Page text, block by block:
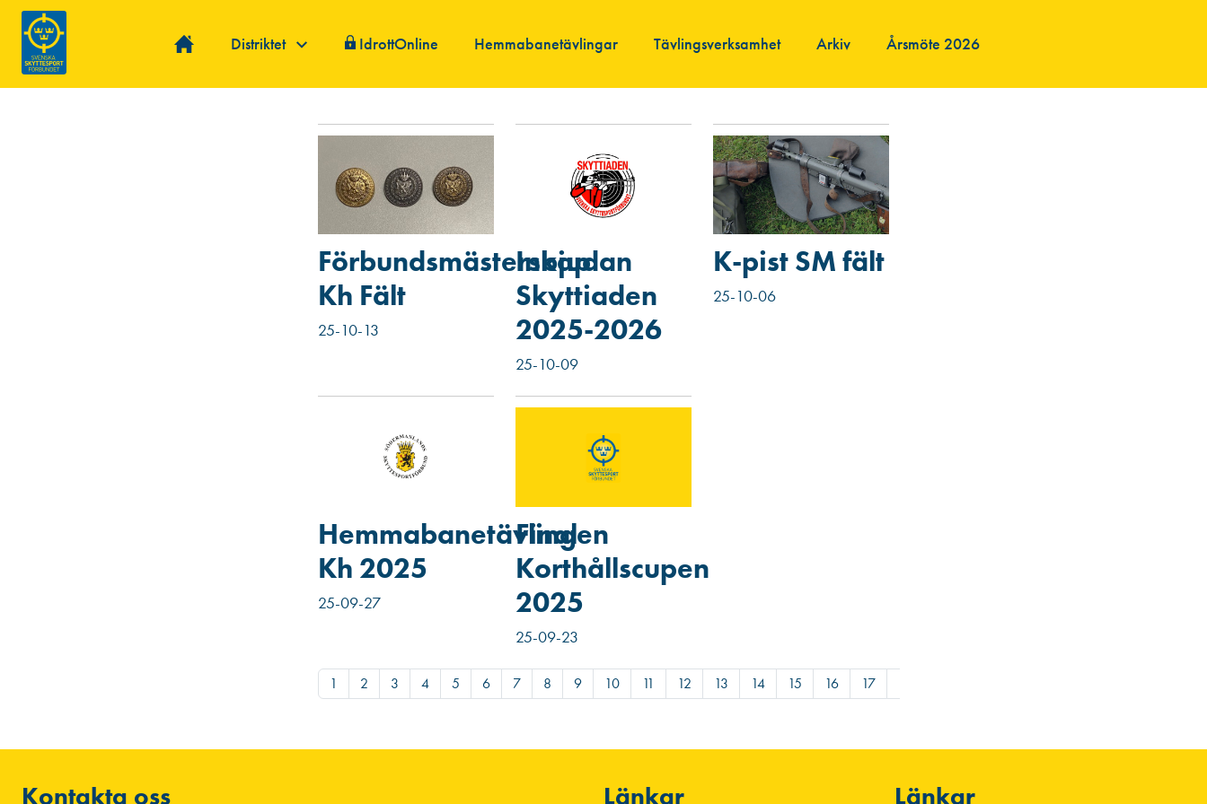
Distriktet IdrottOnline Hemmabanetävlingar Tävlingsverksamhet Arkiv Årsmöte 2026
Förbundsmästerskap
Kh Fält
25-10-13
Inbjudan
Skyttiaden
2025-2026
25-10-09
K-pist SM fält
25-10-06
Hemmabanetävlingen
Kh 2025
25-09-27
Final
Korthållscupen
2025
25-09-23
1 2 3 4 5 6 7 8 9 10 11 12 13 14 15 16 17
Kontakta oss Länkar Länkar